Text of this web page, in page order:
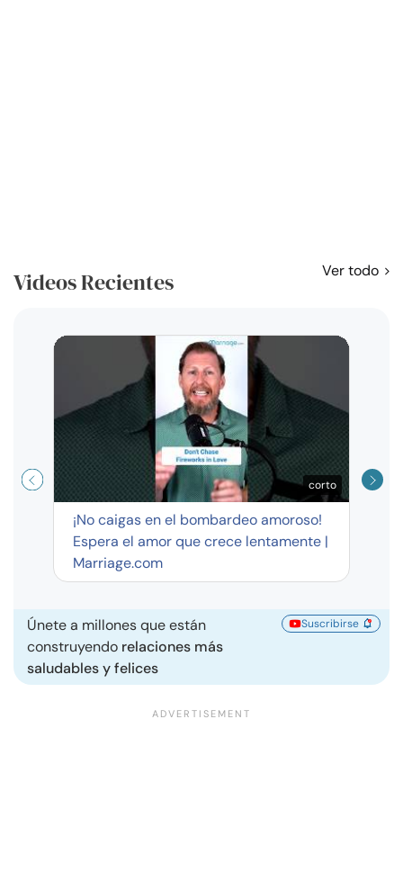
Videos Recientes Ver todo
corto
¡No caigas en el bombardeo amoroso!
Espera el amor que crece lentamente |
Marriage.com
Únete a millones que están
construyendo relaciones más
saludables y felices
Suscribirse